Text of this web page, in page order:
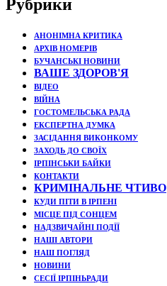
Рубрики
АНОНІМНА КРИТИКА
АРХІВ НОМЕРІВ
БУЧАНСЬКІ НОВИНИ
ВАШЕ ЗДОРОВ'Я
ВІДЕО
ВІЙНА
ГОСТОМЕЛЬСЬКА РАДА
ЕКСПЕРТНА ДУМКА
ЗАСІДАННЯ ВИКОНКОМУ
ЗАХОДЬ ДО СВОЇХ
ІРПІНСЬКИ БАЙКИ
КОНТАКТИ
КРИМІНАЛЬНЕ ЧТИВО
КУДИ ПІТИ В ІРПЕНІ
МІСЦЕ ПІД СОНЦЕМ
НАДЗВИЧАЙНІ ПОДЇЇ
НАШІ АВТОРИ
НАШ ПОГЛЯД
НОВИНИ
СЕСІЇ ІРПІНЬРАДИ